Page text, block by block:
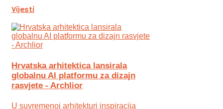
Vijesti
Hrvatska arhitektica lansirala
globalnu AI platformu za dizajn
rasvjete - Archlior
U suvremenoj arhitekturi inspiracija